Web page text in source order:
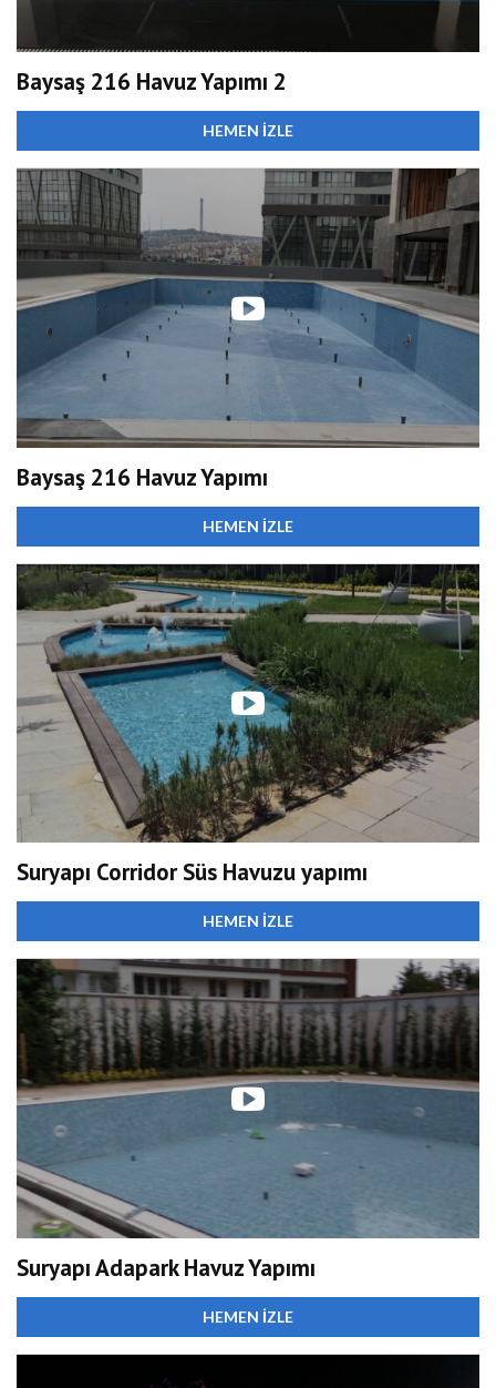
Baysaş 216 Havuz Yapımı 2
HEMEN İZLE
Baysaş 216 Havuz Yapımı
HEMEN İZLE
Suryapı Corridor Süs Havuzu yapımı
HEMEN İZLE
Suryapı Adapark Havuz Yapımı
HEMEN İZLE